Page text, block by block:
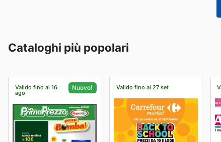
Cataloghi più popolari
Valido fino al 16
ago
Nuovo! Valido fino al 27 set